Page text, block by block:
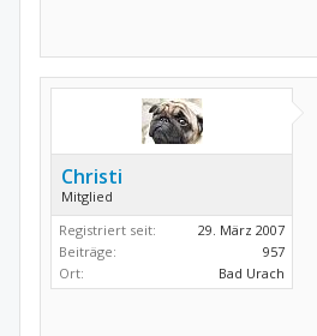
Christi
Mitglied
Registriert seit:
29. März 2007
Beiträge:
957
Ort:
Bad Urach